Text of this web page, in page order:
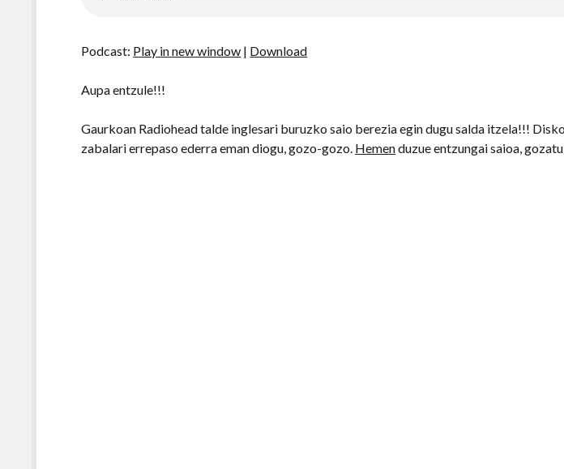
Podcast: Play in new window | Download
Aupa entzule!!!
Gaurkoan Radiohead talde inglesari buruzko saio berezia egin dugu salda itzela!!!
zabalari errepaso ederra eman diogu, gozo-gozo. Hemenduzue entzungai saioa,